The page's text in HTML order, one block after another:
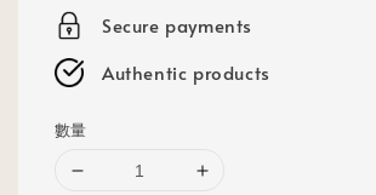
Secure payments
Authentic products
數量